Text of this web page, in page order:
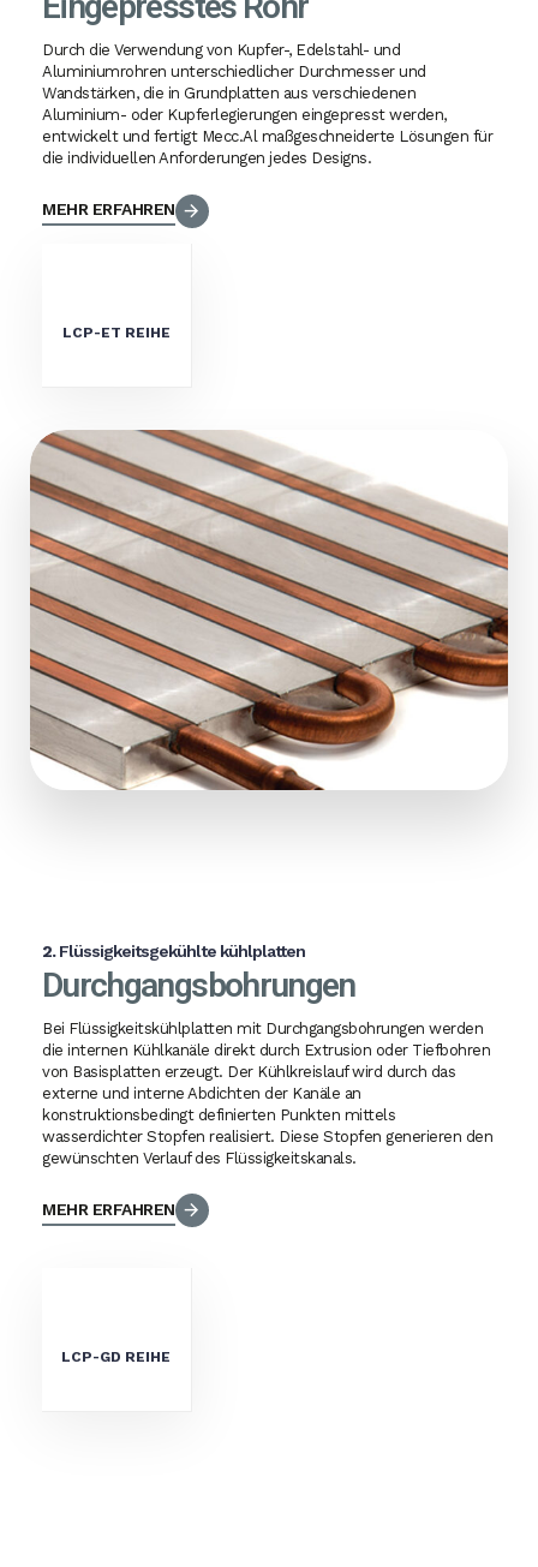
Durch die Verwendung von Kupfer-, Edelstahl- und
Aluminiumrohren unterschiedlicher Durchmesser und
Wandstärken, die in Grundplatten aus verschiedenen
Aluminium- oder Kupferlegierungen eingepresst werden,
entwickelt und fertigt Mecc.Al maßgeschneiderte Lösungen für
die individuellen Anforderungen jedes Designs.
MEHR ERFAHREN
LCP-ET REIHE
2.Flüssigkeitsgekühlte kühlplatten
Durchgangsbohrungen
Bei Flüssigkeitskühlplatten mit Durchgangsbohrungen werden
die internen Kühlkanäle direkt durch Extrusion oder Tiefbohren
von Basisplatten erzeugt. Der Kühlkreislauf wird durch das
externe und interne Abdichten der Kanäle an
konstruktionsbedingt definierten Punkten mittels
wasserdichter Stopfen realisiert. Diese Stopfen generieren den
gewünschten Verlauf des Flüssigkeitskanals.
MEHR ERFAHREN
LCP-GD REIHE